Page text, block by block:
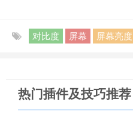
对比度 屏幕 屏幕亮度
热门插件及技巧推荐